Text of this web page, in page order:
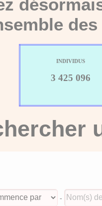
INDIVIDUS
3 425 096
-